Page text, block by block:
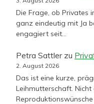
Die Frage, ob Privates
ganz eindeutig mit Ja
engagiert seit…
Petra Sattlerzu
2. August 2026
Das ist eine kurze,
Leihmutterschaft. Nicht